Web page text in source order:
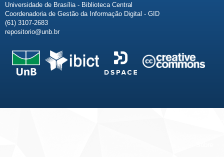
Universidade de Brasília - Biblioteca Central
Coordenadoria de Gestão da Informação Digital - GID
(61) 3107-2683
repositorio@unb.br